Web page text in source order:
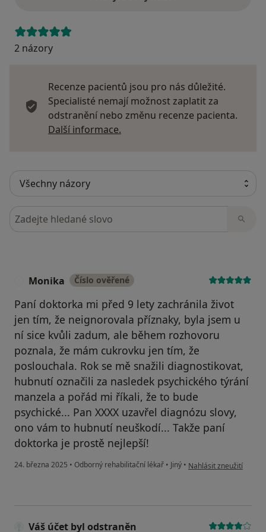
2 názory
Recenze pacientů jsou pro nás důležité.
Specialisté nemají možnost zaplatit za
odstranění nebo změnu recenze pacienta.
Další informace.
Hledejte v názorech
Monika Číslo ověřené
Paní doktorka mi před 9 lety zachránila život
jen tím, že neignorovala příznaky, byla jsem u
ní sice kvůli zadum, ale během rozhovoru
poznala, že mám cukrovku jen tím, že
poslouchala. Rok se mě snažili diagnostikovat,
hubnutí označili za nasledek psychického týrání
manzela a pořád mi říkali, že to bude
psychické... Pan XXXX uzavřel diagnózu slovy,
ono vám to hubnutí neuškodí... Takže paní
doktorka je prostě nejlepší!
24. března 2025 • Odborný rehabilitační lékař • Jiný • podle názoru uživatele
Nahlásit zneužití
Váš účet byl odstraněn